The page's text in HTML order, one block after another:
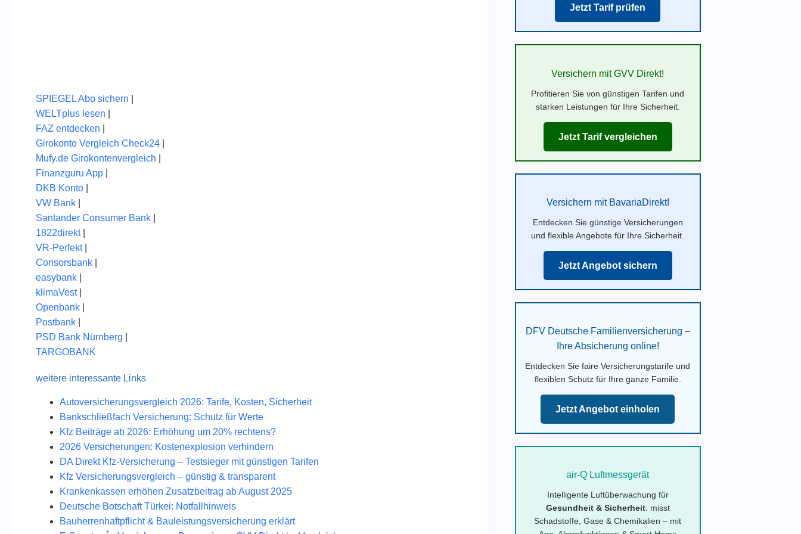
SPIEGEL Abo sichern
WELTplus lesen
FAZ entdecken
Girokonto Vergleich Check24
Mufy.de Girokontenvergleich
Finanzguru App
DKB Konto
VW Bank
Santander Consumer Bank
1822direkt|
VR-Perfekt|
Consorsbank
easybank
klimaVest|
Openbank
Postbank
PSD Bank Nürnberg
TARGOBANK
weitere interessante Links
Autoversicherungsvergleich 2026: Tarife, Kosten, Sicherheit
Bankschließfach Versicherung: Schutz für Werte
Kfz Beiträge ab 2026: Erhöhung um 20% rechtens?
2026 Versicherungen: Kostenexplosion verhindern
DA Direkt Kfz-Versicherung – Testsieger mit günstigen Tarifen
Kfz Versicherungsvergleich – günstig & transparent
Krankenkassen erhöhen Zusatzbeitrag ab August 2025
Deutsche Botschaft Türkei: Notfallhinweis
Bauherrenhaftpflicht & Bauleistungsversicherung erklärt
Jetzt Tarif prüfen
Versichern mit GVV Direkt!
Profitieren Sie von günstigen Tarifen und
starken Leistungen für Ihre Sicherheit.
Jetzt Tarif vergleichen
Versichern mit BavariaDirekt!
Entdecken Sie günstige Versicherungen
und flexible Angebote für Ihre Sicherheit.
Jetzt Angebot sichern
DFV Deutsche Familienversicherung –
Ihre Absicherung online!
Entdecken Sie faire Versicherungstarife und
flexiblen Schutz für Ihre ganze Familie.
Jetzt Angebot einholen
air-Q Luftmessgerät
Intelligente Luftüberwachung für
Gesundheit & Sicherheit: misst
Schadstoffe, Gase & Chemikalien – mit